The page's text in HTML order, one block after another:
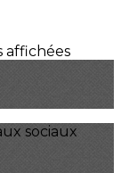
affichées
sociaux